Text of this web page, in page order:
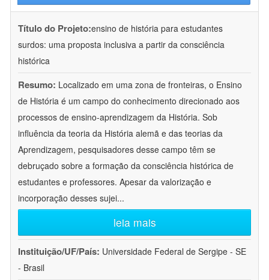
Título do Projeto:ensino de história para estudantes
surdos: uma proposta inclusiva a partir da consciência
histórica
Resumo: Localizado em uma zona de fronteiras, o Ensino
de História é um campo do conhecimento direcionado aos
processos de ensino-aprendizagem da História. Sob
influência da teoria da História alemã e das teorias da
Aprendizagem, pesquisadores desse campo têm se
debruçado sobre a formação da consciência histórica de
estudantes e professores. Apesar da valorização e
incorporação desses sujei...
leia mais
Instituição/UF/País: Universidade Federal de Sergipe - SE
- Brasil